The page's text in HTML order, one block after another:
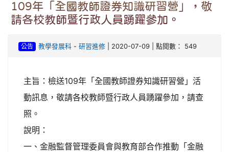
109年「全國教師證券知識研習營」，敬
請各校教師暨行政人員踴躍參加。
公告 教學發展科- 研習進修| 2020-07-09 | 點閱數： 549
主旨：檢送109年「全國教師證券知識研習營」活
動訊息，敬請各校教師暨行政人員踴躍參加，請查
照。
說明：
一、金融監督管理委員會與教育部合作推動「金融